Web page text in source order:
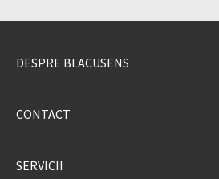
DESPRE BLACUSENS
CONTACT
SERVICII